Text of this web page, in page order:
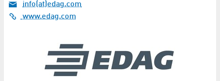
info(at)edag.com
www.edag.com